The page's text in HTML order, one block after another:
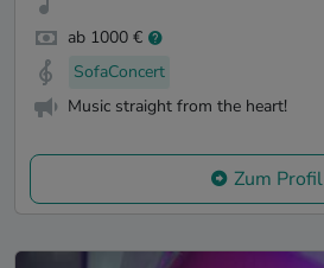
ab 1000 €
SofaConcert
Music straight from the heart!
Zum Profil